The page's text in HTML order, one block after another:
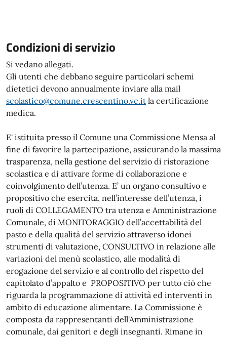
Condizioni di servizio
Si vedano allegati.
Gli utenti che debbano seguire particolari schemi
dietetici devono annualmente inviare alla mail
scolastico@comune.crescentino.vc.it la certificazione
medica.
E' istituita presso il Comune una Commissione Mensa al
fine di favorire la partecipazione, assicurando la massima
trasparenza, nella gestione del servizio di ristorazione
scolastica e di attivare forme di collaborazione e
coinvolgimento dell’utenza. E’ un organo consultivo e
propositivo che esercita, nell’interesse dell’utenza, i
ruoli di COLLEGAMENTO tra utenza e Amministrazione
Comunale, di MONITORAGGIO dell’accettabilità del
pasto e della qualità del servizio attraverso idonei
strumenti di valutazione, CONSULTIVO in relazione alle
variazioni del menù scolastico, alle modalità di
erogazione del servizio e al controllo del rispetto del
capitolato d’appalto e PROPOSITIVO per tutto ciò che
riguarda la programmazione di attività ed interventi in
ambito di educazione alimentare. La Commissione è
composta da rappresentanti dell'Amministrazione
comunale, dai genitori e degli insegnanti. Rimane in